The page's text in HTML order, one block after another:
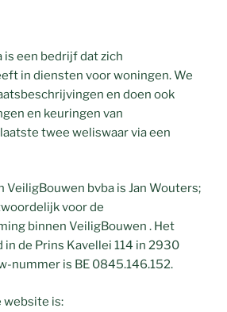
is een bedrijf dat zich
in diensten voor woningen. We
en doen ook
en keuringen van
twee weliswaar via een
VeiligBouwen bvba is Jan Wouters;
voor de
binnen VeiligBouwen . Het
de Prins Kavellei 114 in 2930
nummer is BE 0845.146.152.
website is: